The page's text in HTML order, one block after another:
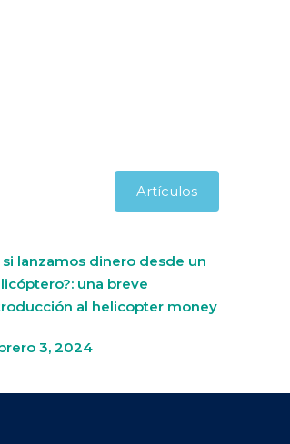
Artículos
si lanzamos dinero desde un
una breve
al helicopter money
3, 2024